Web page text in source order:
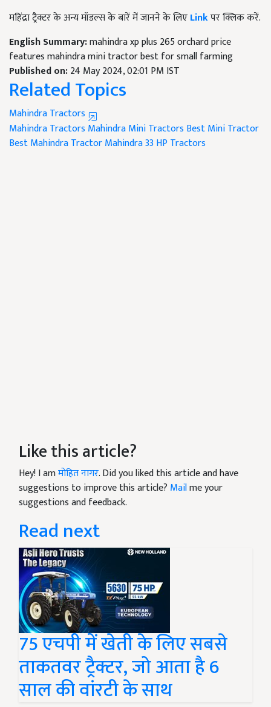
महिंद्रा ट्रैक्टर के अन्य मॉडल्स के बारें में जानने के लिएLinkपर क्लिक करें.
English Summary:mahindra xp plus 265 orchard price
features mahindra mini tractor best for small farming
Published on:24 May 2024, 02:01 PM IST
Related Topics
Mahindra Tractors
Mahindra Tractors Mahindra Mini Tractors Best Mini Tractor
Best Mahindra TractorMahindra 33 HP Tractors
Like this article?
Hey! I amमोहित नागर. Did you liked this article and have
suggestions to improve this article? Mailme your
suggestions and feedback.
Read next
75 एचपी में खेती के लिए सबसे
ताकतवर ट्रैक्टर, जो आता है 6
साल की वांरटी के साथ